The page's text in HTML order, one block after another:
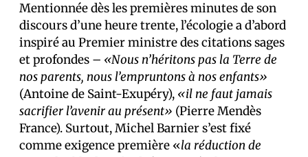
Mentionnée dès les premières minutes de son
discours d’une heure trente, l’écologie a d’abord
inspiré au Premier ministre des citations sages
et profondes – «Nous n’héritons pas la Terre de
nos parents, nous l’empruntons à nos enfants»
(Antoine de Saint-Exupéry), «il ne faut jamais
sacrifier l’avenir au présent» (Pierre Mendès
France). Surtout, Michel Barnier s’est fixé
comme exigence première «la réduction de